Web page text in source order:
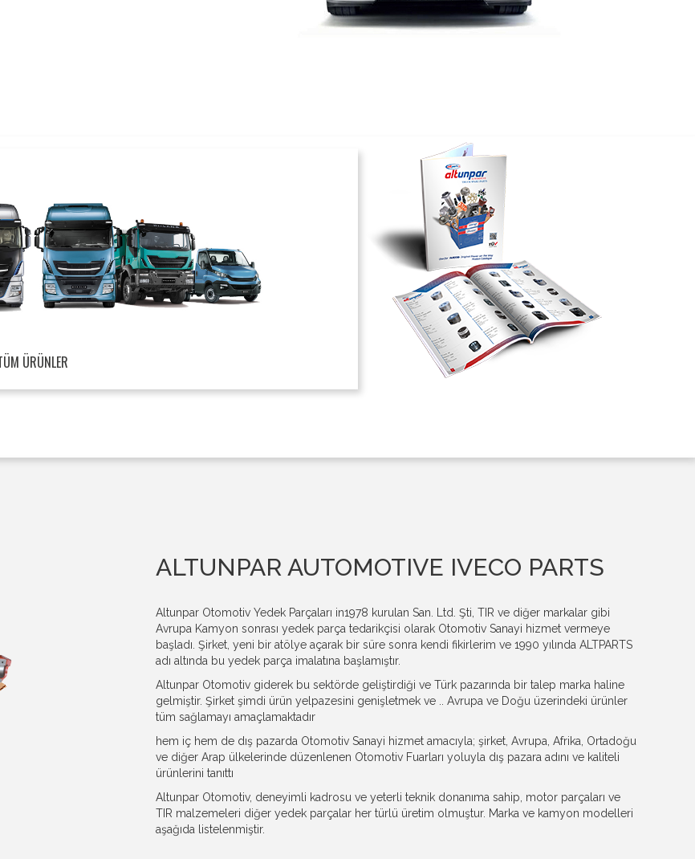
ÜRÜNLER
ALTUNPAR AUTOMOTIVE IVECO PARTS
Altunpar Otomotiv Yedek Parçaları in1978 kurulan San. Ltd. Şti, TIR ve diğer markalar gibi
Avrupa Kamyon sonrası yedek parça tedarikçisi olarak Otomotiv Sanayi hizmet vermeye
başladı. Şirket, yeni bir atölye açarak bir süre sonra kendi fikirlerim ve 1990 yılında ALTPARTS
adı altında bu yedek parça imalatına başlamıştır.
Altunpar Otomotiv giderek bu sektörde geliştirdiği ve Türk pazarında bir talep marka haline
gelmiştir. Şirket şimdi ürün yelpazesini genişletmek ve .. Avrupa ve Doğu üzerindeki ürünler
tüm sağlamayı amaçlamaktadır
hem iç hem de dış pazarda Otomotiv Sanayi hizmet amacıyla; şirket, Avrupa, Afrika, Ortadoğu
ve diğer Arap ülkelerinde düzenlenen Otomotiv Fuarları yoluyla dış pazara adını ve kaliteli
ürünlerini tanıttı
Altunpar Otomotiv, deneyimli kadrosu ve yeterli teknik donanıma sahip, motor parçaları ve
TIR malzemeleri diğer yedek parçalar her türlü üretim olmuştur. Marka ve kamyon modelleri
aşağıda listelenmiştir.